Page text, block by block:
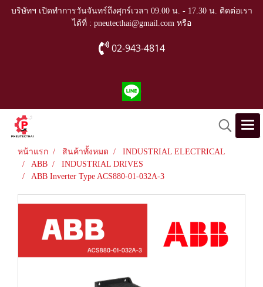
บริษัทฯ เปิดทำการวันจันทร์ถึงศุกร์เวลา 09.00 น. - 17.30 น. ติดต่อเรา
ได้ที่ : pneutecthai@gmail.com หรือ
02-943-4814
หน้าแรก สินค้าทั้งหมด
INDUSTRIAL ELECTRICAL
ABB
INDUSTRIAL DRIVES
ABB Inverter Type ACS880-01-032A-3